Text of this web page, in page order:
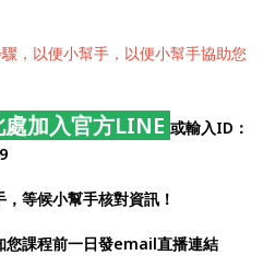
，以便小幫手，以便小幫手協助您
加入官方LINE 或輸入ID：
等候小幫手核對資訊！
您課程前一日發email直播連結